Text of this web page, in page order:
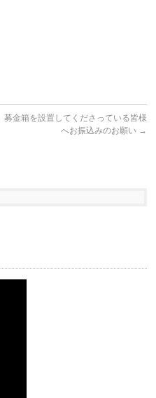
募金箱を設置してくださっている皆様
へお振込みのお願い →